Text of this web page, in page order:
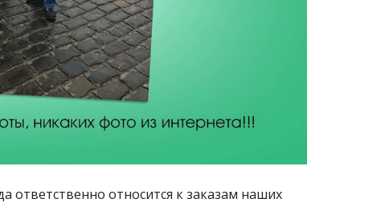
относится к заказам наших